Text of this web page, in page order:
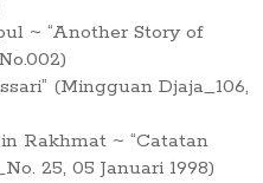
~ “Another Story of
(Mingguan Djaja_106,
Rakhmat ~ “Catatan
25, 05 Januari 1998)